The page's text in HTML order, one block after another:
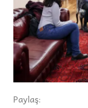
Paylaş: